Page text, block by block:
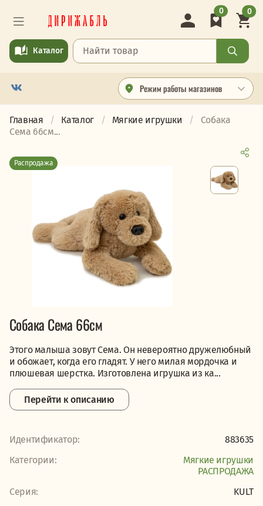
Режим работы магазинов
Каталог
0 0
Главная Каталог Мягкие игрушки
Собака
Сема 66см...
Распродажа
Собака Сема 66см
Этого малыша зовут Сема. Он невероятно дружелюбный
и обожает, когда его гладят. У него милая мордочка и
плюшевая шерстка. Изготовлена игрушка из ка...
Перейти к описанию
Идентификатор:
883635
Категории:
Мягкие игрушки
PАСПРОДАЖА
Серия:
KULT